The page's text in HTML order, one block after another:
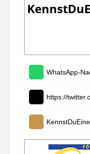
WhatsApp-
https://